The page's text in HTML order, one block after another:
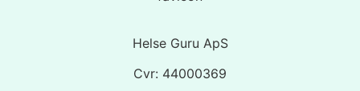
Helse Guru ApS
Cvr: 44000369